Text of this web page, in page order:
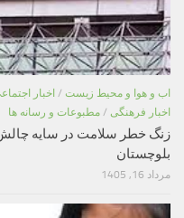
اب و هوا و محیط زیست / اخبار
اخبار فرهنگی / مطبوعات و رسانه ها
زنگ خطر سلامت در سایه
بلوچستان
مرداد 16, 1405